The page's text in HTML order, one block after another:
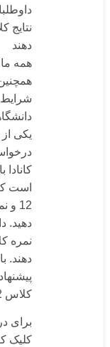
نتایج
دهند
همه ما
همچنین
شرایط
یکی از
کانادا
است که
12 و
دهید.
دهند. با
پیشنهاد
کلاس 12 خود را ارائه دهید.
برای
کلیک کنید